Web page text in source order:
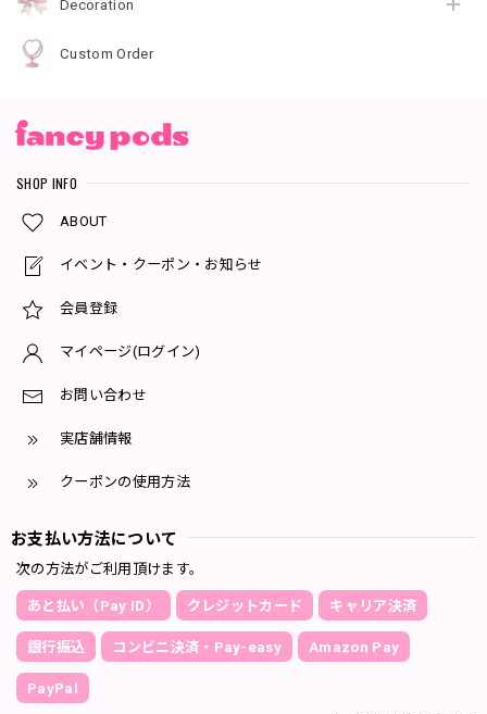
Decoration
Custom Order
SHOP INFO
ABOUT
イベント・クーポン・お知らせ
会員登録
マイページ(ログイン)
お問い合わせ
実店舗情報
クーポンの使用方法
お支払い方法について
次の方法がご利用頂けます。
あと払い（Pay ID） クレジットカード キャリア決済
銀行振込 コンビニ決済・Pay-easy Amazon Pay
PayPal